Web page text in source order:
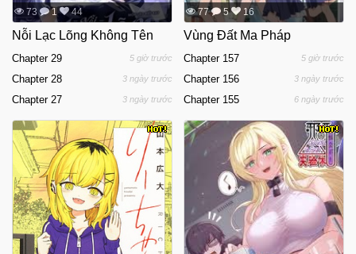
73 1 44
Nỗi Lạc Lõng Không Tên
Chapter 29 5 giờ trước
Chapter 28 3 ngày trước
Chapter 27 3 ngày trước
77 5 16
Vùng Đất Ma Pháp
Chapter 157 5 giờ trước
Chapter 156 3 ngày trước
Chapter 155 6 ngày trước